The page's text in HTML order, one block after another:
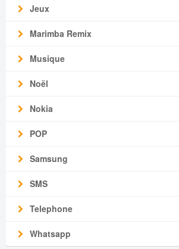
Jeux
Marimba Remix
Musique
Noël
Nokia
POP
Samsung
SMS
Telephone
Whatsapp